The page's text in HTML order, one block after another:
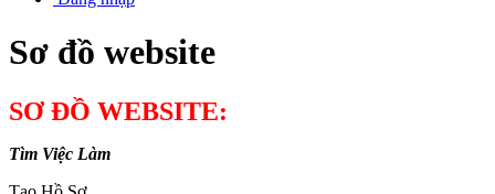
Sơ đồ website
SƠ ĐỒ WEBSITE:
Tìm Việc Làm